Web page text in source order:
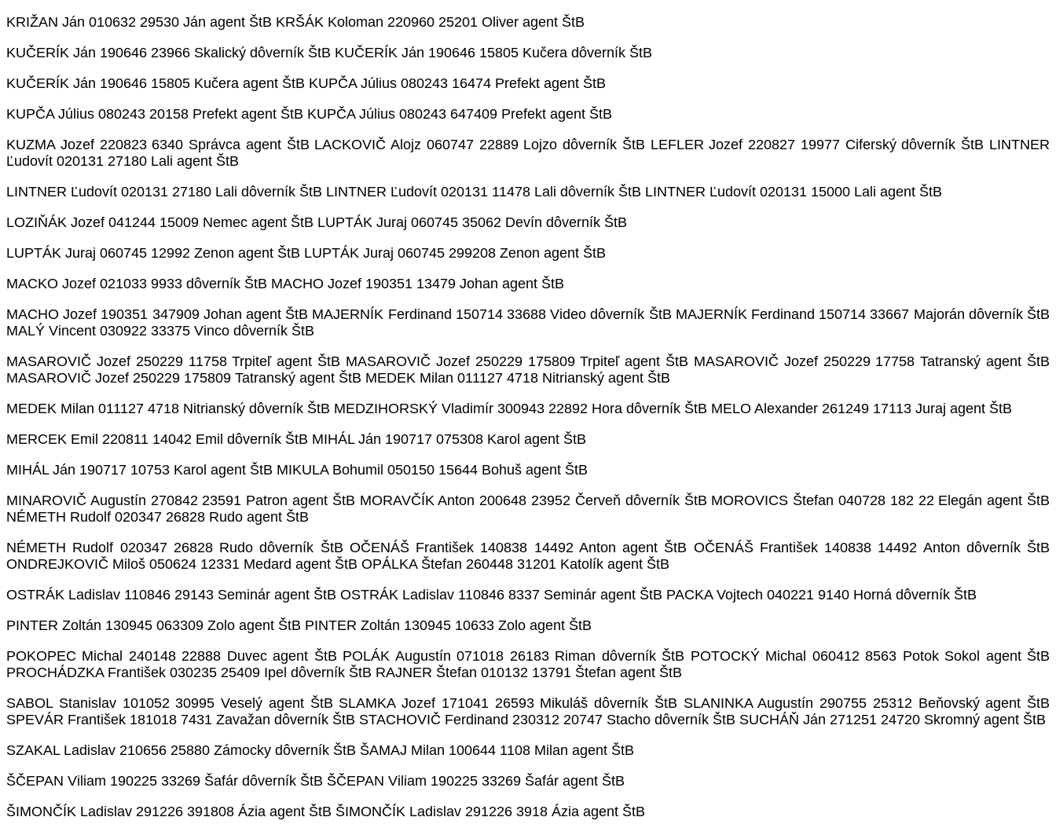
KRIŽAN Ján 010632 29530 Ján agent ŠtB KRŠÁK Koloman 220960 25201 Oliver agent ŠtB
KUČERÍK Ján 190646 23966 Skalický dôverník ŠtB KUČERÍK Ján 190646 15805 Kučera dôverník ŠtB
KUČERÍK Ján 190646 15805 Kučera agent ŠtB KUPČA Július 080243 16474 Prefekt agent ŠtB
KUPČA Július 080243 20158 Prefekt agent ŠtB KUPČA Július 080243 647409 Prefekt agent ŠtB
KUZMA Jozef 220823 6340 Správca agent ŠtB LACKOVIČ Alojz 060747 22889 Lojzo dôverník ŠtB LEFLER Jozef 220827 19977 Ciferský dôverník ŠtB LINTNER
Ľudovít 020131 27180 Lali agent ŠtB
LINTNER Ľudovít 020131 27180 Lali dôverník ŠtB LINTNER Ľudovít 020131 11478 Lali dôverník ŠtB LINTNER Ľudovít 020131 15000 Lali agent ŠtB
LOZIŇÁK Jozef 041244 15009 Nemec agent ŠtB LUPTÁK Juraj 060745 35062 Devín dôverník ŠtB
LUPTÁK Juraj 060745 12992 Zenon agent ŠtB LUPTÁK Juraj 060745 299208 Zenon agent ŠtB
MACKO Jozef 021033 9933 dôverník ŠtB MACHO Jozef 190351 13479 Johan agent ŠtB
MACHO Jozef 190351 347909 Johan agent ŠtB MAJERNÍK Ferdinand 150714 33688 Video dôverník ŠtB MAJERNÍK Ferdinand 150714 33667 Majorán dôverník ŠtB
MALÝ Vincent 030922 33375 Vinco dôverník ŠtB
MASAROVIČ Jozef 250229 11758 Trpiteľ agent ŠtB MASAROVIČ Jozef 250229 175809 Trpiteľ agent ŠtB MASAROVIČ Jozef 250229 17758 Tatranský agent ŠtB
MASAROVIČ Jozef 250229 175809 Tatranský agent ŠtB MEDEK Milan 011127 4718 Nitrianský agent ŠtB
MEDEK Milan 011127 4718 Nitrianský dôverník ŠtB MEDZIHORSKÝ Vladimír 300943 22892 Hora dôverník ŠtB MELO Alexander 261249 17113 Juraj agent ŠtB
MERCEK Emil 220811 14042 Emil dôverník ŠtB MIHÁL Ján 190717 075308 Karol agent ŠtB
MIHÁL Ján 190717 10753 Karol agent ŠtB MIKULA Bohumil 050150 15644 Bohuš agent ŠtB
MINAROVIČ Augustín 270842 23591 Patron agent ŠtB MORAVČÍK Anton 200648 23952 Červeň dôverník ŠtB MOROVICS Štefan 040728 182 22 Elegán agent ŠtB
NÉMETH Rudolf 020347 26828 Rudo agent ŠtB
NÉMETH Rudolf 020347 26828 Rudo dôverník ŠtB OČENÁŠ František 140838 14492 Anton agent ŠtB OČENÁŠ František 140838 14492 Anton dôverník ŠtB
ONDREJKOVIČ Miloš 050624 12331 Medard agent ŠtB OPÁLKA Štefan 260448 31201 Katolík agent ŠtB
OSTRÁK Ladislav 110846 29143 Seminár agent ŠtB OSTRÁK Ladislav 110846 8337 Seminár agent ŠtB PACKA Vojtech 040221 9140 Horná dôverník ŠtB
PINTER Zoltán 130945 063309 Zolo agent ŠtB PINTER Zoltán 130945 10633 Zolo agent ŠtB
POKOPEC Michal 240148 22888 Duvec agent ŠtB POLÁK Augustín 071018 26183 Riman dôverník ŠtB POTOCKÝ Michal 060412 8563 Potok Sokol agent ŠtB
PROCHÁDZKA František 030235 25409 Ipel dôverník ŠtB RAJNER Štefan 010132 13791 Štefan agent ŠtB
SABOL Stanislav 101052 30995 Veselý agent ŠtB SLAMKA Jozef 171041 26593 Mikuláš dôverník ŠtB SLANINKA Augustín 290755 25312 Beňovský agent ŠtB
SPEVÁR František 181018 7431 Zavažan dôverník ŠtB STACHOVIČ Ferdinand 230312 20747 Stacho dôverník ŠtB SUCHÁŇ Ján 271251 24720 Skromný agent ŠtB
SZAKAL Ladislav 210656 25880 Zámocky dôverník ŠtB ŠAMAJ Milan 100644 1108 Milan agent ŠtB
ŠČEPAN Viliam 190225 33269 Šafár dôverník ŠtB ŠČEPAN Viliam 190225 33269 Šafár agent ŠtB
ŠIMONČÍK Ladislav 291226 391808 Ázia agent ŠtB ŠIMONČÍK Ladislav 291226 3918 Ázia agent ŠtB